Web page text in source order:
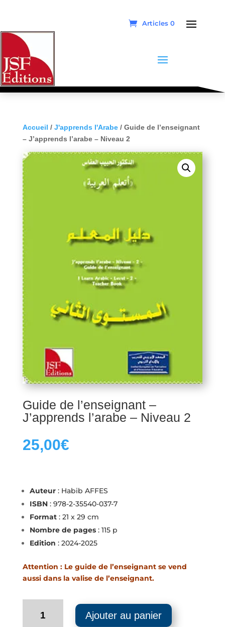
Articles 0
Accueil / J'apprends l'Arabe/ Guide de l’enseignant
– J’apprends l’arabe – Niveau 2
Guide de l’enseignant –
J’apprends l’arabe – Niveau 2
25,00€
Auteur: Habib AFFES
ISBN: 978-2-35540-037-7
Format: 21 x 29 cm
Nombre de pages: 115 p
Edition : 2024-2025
Attention : Le guide de l’enseignant se vend
aussi dans la valise de l’enseignant.
Ajouter au panier